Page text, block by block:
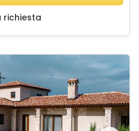
richiesta
Guardate l'intera